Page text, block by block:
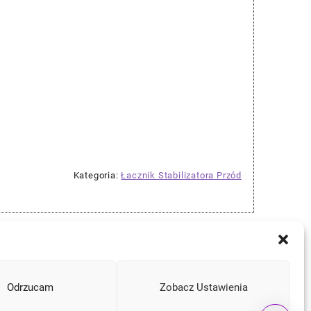
Odrzucam Zobacz Ustawienia
Kategoria:Łacznik Stabilizatora Przód
Instagram
Facebook
YouTube
Mail